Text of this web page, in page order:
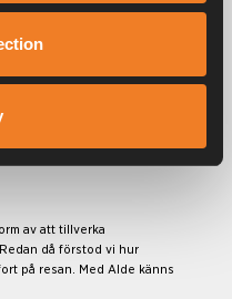
av att tillverka
då förstod vi hur
på resan. Med Alde känns